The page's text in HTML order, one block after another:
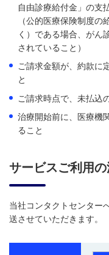
自由診療給付金」の支
（公的医療保険制度
く）である場合、がん
されていること）
ご請求金額が、約款に
と
ご請求時点で、未払込
治療開始前に、医療機
ること
サービスご利用
当社コンタクトセンター
送させていただきます。